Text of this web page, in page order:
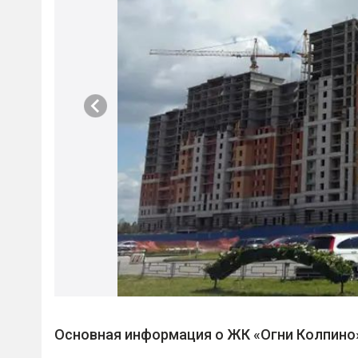
Основная информация о ЖК «Огни